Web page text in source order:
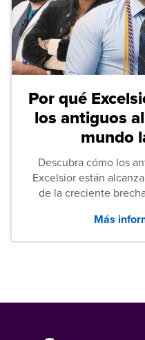
Por qué
los antiguos
mundo
Descubra cómo los
Excelsior están
de la creciente
tanto las
graduados en todo
Más